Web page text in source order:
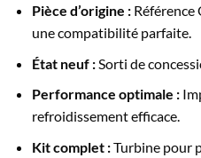
Pièce d’origine :Référence
une compatibilité parfaite.
État neuf :Sorti de
Performance optimale :
refroidissement efficace.
Kit complet :Turbine pour